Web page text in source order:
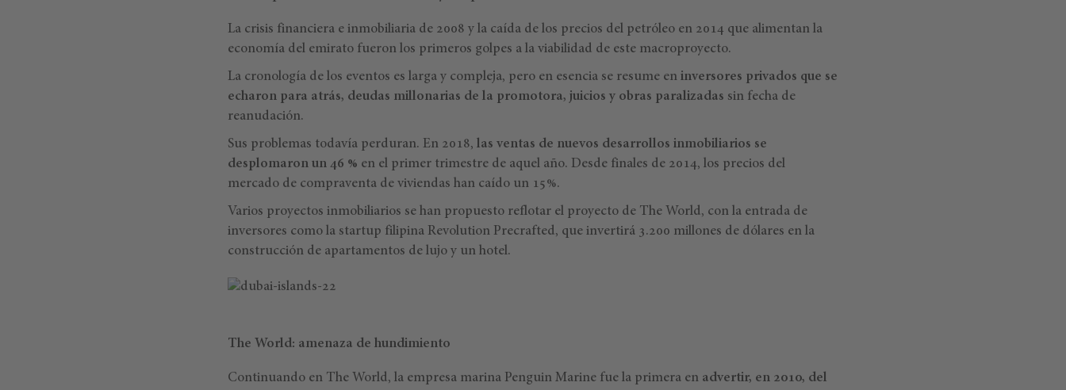
La crisis financiera e inmobiliaria de 2008 y la caída de los precios del petróleo en 2014 que alimentan la
economía del emirato fueron los primeros golpes a la viabilidad de este macroproyecto.
La cronología de los eventos es larga y compleja, pero en esencia se resume en inversores privados que se
echaron para atrás, deudas millonarias de la promotora, juicios y obras paralizadas sin fecha de
reanudación.
Sus problemas todavía perduran. En 2018, las ventas de nuevos desarrollos inmobiliarios se
desplomaron un 46 % en el primer trimestre de aquel año. Desde finales de 2014, los precios del
mercado de compraventa de viviendas han caído un 15%.
Varios proyectos inmobiliarios se han propuesto reflotar el proyecto de The World, con la entrada de
inversores como la startup filipina Revolution Precrafted, que invertirá 3.200 millones de dólares en la
construcción de apartamentos de lujo y un hotel.
The World: amenaza de hundimiento
Continuando en The World, la empresa marina Penguin Marine fue la primera en advertir, en 2010, del